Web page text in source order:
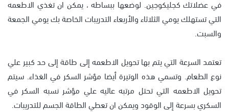
في عضلاتك كجليكوجين. لوضعها ببساطه ، يمكن ان تغذي الاطعمه
التي تستهلك يومي الثلاثاء والأربعاء التدريبات الخاصة بك يومي الجمعة
والسبت.
تعتمد السرعة التي يتم بها تحويل الاطعمه إلى طاقة إلى حد كبير علي
نوع الطعام. وتسمي هذه الوتيرة أيضا مؤشر السكر في الغذاء. سيتم
تحويل الاطعمه التي تحتل مرتبه عاليه علي مؤشر نسبه السكر في
السكري بسرعة إلى الوقود ويمكن ان تعطي الطاقة الجسم للتدريبات.